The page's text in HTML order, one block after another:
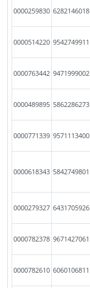
0000259830 6282146018
0000514220 9542749911
0000763442 9471999002
0000489895 5862286273
0000771339 9571113400
0000618343 5842749801
0000279327 6431705926
0000782378 9671427061
0000782610 6060106811